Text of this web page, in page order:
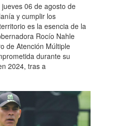
06 de agosto de
y cumplir los
es la esencia de la
Rocío Nahle
de Atención Múltiple
durante su
2024, tras a